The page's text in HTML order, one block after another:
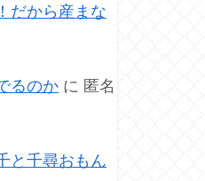
だから産まな
るのか に 匿名
と千尋おもん